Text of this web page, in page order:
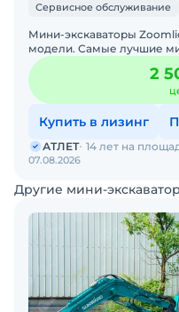
Сервисное обслуживание
Мини-экскаваторы
модели. Самые лучшие
производителя
2
Купить в лизинг
07.08.2026
АТЛЕТ 14 лет на
Другие мини-